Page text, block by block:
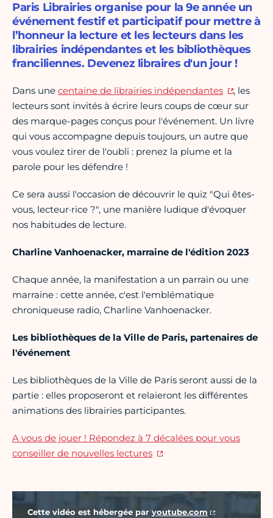
Paris Librairies organise pour la 9e année un
événement festif et participatif pour mettre à
l’honneur la lecture et les lecteurs dans les
librairies indépendantes et les bibliothèques
franciliennes. Devenez libraires d'un jour !
Dans une centaine de librairies indépendantes
, les
lecteurs sont invités à écrire leurs coups de cœur sur
des marque-pages conçus pour l'événement. Un livre
qui vous accompagne depuis toujours, un autre que
vous voulez tirer de l'oubli : prenez la plume et la
parole pour les défendre !
Ce sera aussi l'occasion de découvrir le quiz "Qui êtes-
vous, lecteur·rice ?", une manière ludique d'évoquer
nos habitudes de lecture.
Charline Vanhoenacker, marraine de l'édition 2023
Chaque année, la manifestation a un parrain ou une
marraine : cette année, c'est l'emblématique
chroniqueuse radio, Charline Vanhoenacker.
Les bibliothèques de la Ville de Paris, partenaires de
l'événement
Les bibliothèques de la Ville de Paris seront aussi de la
partie : elles proposeront et relaieront les différentes
animations des librairies participantes.
A vous de jouer ! Répondez à 7 décalées pour vous
conseiller de nouvelles lectures
Cette vidéo est hébergée par youtube.com